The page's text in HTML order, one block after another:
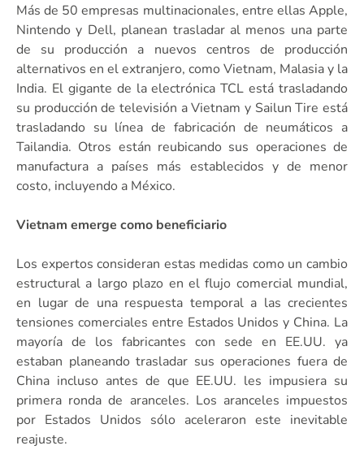
Más de 50 empresas multinacionales, entre ellas Apple,
Nintendo y Dell, planean trasladar al menos una parte
de su producción a nuevos centros de producción
alternativos en el extranjero, como Vietnam, Malasia y la
India. El gigante de la electrónica TCL está trasladando
su producción de televisión a Vietnam y Sailun Tire está
trasladando su línea de fabricación de neumáticos a
Tailandia. Otros están reubicando sus operaciones de
manufactura a países más establecidos y de menor
costo, incluyendo a México.
Vietnam emerge como beneficiario
Los expertos consideran estas medidas como un cambio
estructural a largo plazo en el flujo comercial mundial,
en lugar de una respuesta temporal a las crecientes
tensiones comerciales entre Estados Unidos y China. La
mayoría de los fabricantes con sede en EE.UU. ya
estaban planeando trasladar sus operaciones fuera de
China incluso antes de que EE.UU. les impusiera su
primera ronda de aranceles. Los aranceles impuestos
por Estados Unidos sólo aceleraron este inevitable
reajuste.